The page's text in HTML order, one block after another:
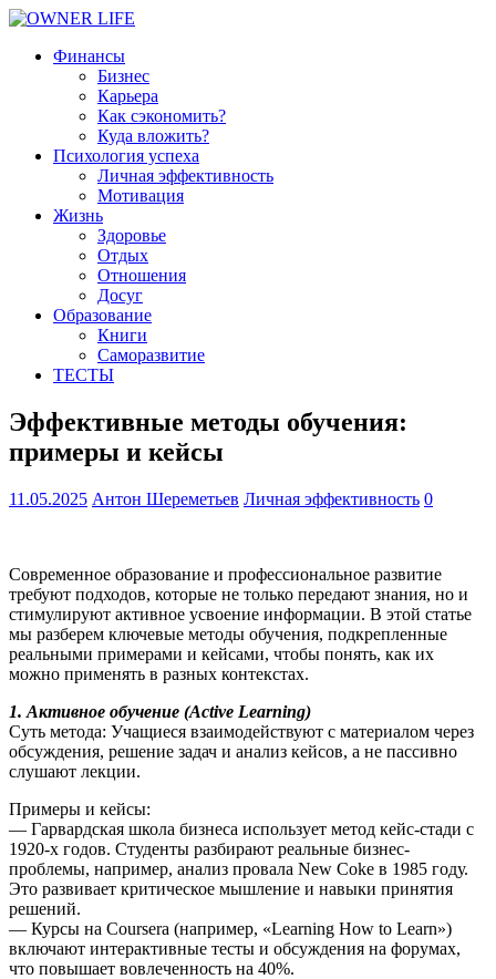
Финансы
Бизнес
Карьера
Как сэкономить?
Куда вложить?
Психология успеха
Личная эффективность
Мотивация
Жизнь
Здоровье
Отдых
Отношения
Досуг
Образование
Книги
Саморазвитие
ТЕСТЫ
Эффективные методы обучения:
примеры и кейсы
11.05.2025 Антон Шереметьев Личная эффективность 0
Современное образование и профессиональное развитие
требуют подходов, которые не только передают знания, но и
стимулируют активное усвоение информации. В этой статье
мы разберем ключевые методы обучения, подкрепленные
реальными примерами и кейсами, чтобы понять, как их
можно применять в разных контекстах.
1. Активное обучение (Active Learning)
Суть метода: Учащиеся взаимодействуют с материалом через
обсуждения, решение задач и анализ кейсов, а не пассивно
слушают лекции.
Примеры и кейсы:
— Гарвардская школа бизнеса использует метод кейс-стади с
1920-х годов. Студенты разбирают реальные бизнес-
проблемы, например, анализ провала New Coke в 1985 году.
Это развивает критическое мышление и навыки принятия
решений.
— Курсы на Coursera (например, «Learning How to Learn»)
включают интерактивные тесты и обсуждения на форумах,
что повышает вовлеченность на 40%.